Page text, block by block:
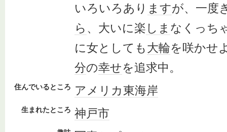
いろいろあり ますが、一度
ら 、大いに楽 しま なくっち
に女としても大輪を咲かせ
分の幸せを追求中。
住んでいるところ アメリカ東海岸
生まれたところ 神戸市